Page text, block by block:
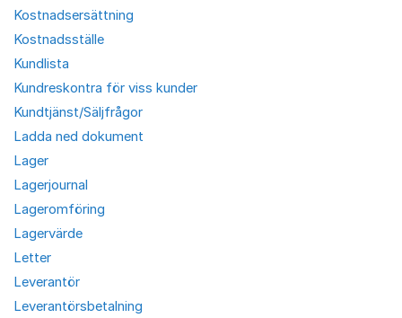
Kostnadsersättning
Kostnadsställe
Kundlista
Kundreskontra för viss kunder
Kundtjänst/Säljfrågor
Ladda ned dokument
Lager
Lagerjournal
Lageromföring
Lagervärde
Letter
Leverantör
Leverantörsbetalning